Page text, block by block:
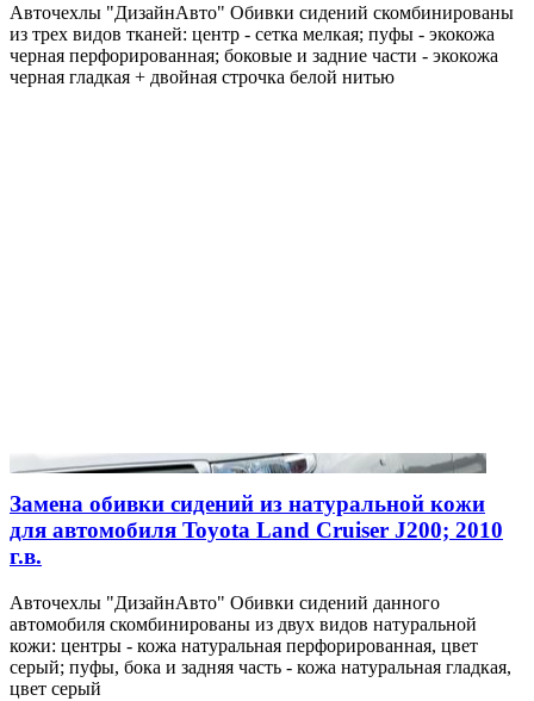
Авточехлы "ДизайнАвто" Обивки сидений скомбинированы
из трех видов тканей: центр - сетка мелкая; пуфы - экокожа
черная перфорированная; боковые и задние части - экокожа
черная гладкая + двойная строчка белой нитью
Замена обивки сидений из натуральной кожи
для автомобиля Toyota Land Cruiser J200; 2010
г.в.
Авточехлы "ДизайнАвто" Обивки сидений данного
автомобиля скомбинированы из двух видов натуральной
кожи: центры - кожа натуральная перфорированная, цвет
серый; пуфы, бока и задняя часть - кожа натуральная гладкая,
цвет серый